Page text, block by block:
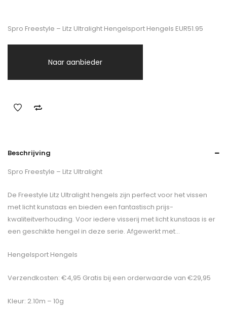
Spro Freestyle – Litz Ultralight Hengelsport Hengels EUR51.95
Naar aanbieder
Beschrijving
Spro Freestyle – Litz Ultralight
De Freestyle Litz Ultralight hengels zijn perfect voor het vissen
met licht kunstaas en bieden een fantastisch prijs-
kwaliteitverhouding. Voor iedere visserij met licht kunstaas is er
een geschikte hengel in deze serie. Afgewerkt met…
Hengelsport Hengels
Verzendkosten: €4,95 Gratis bij een orderwaarde van €29,95
Kleur: 2.10m – 10g